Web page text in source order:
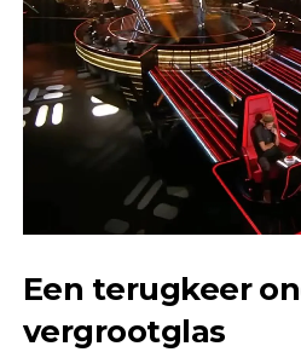
Een terugkeer
vergrootglas